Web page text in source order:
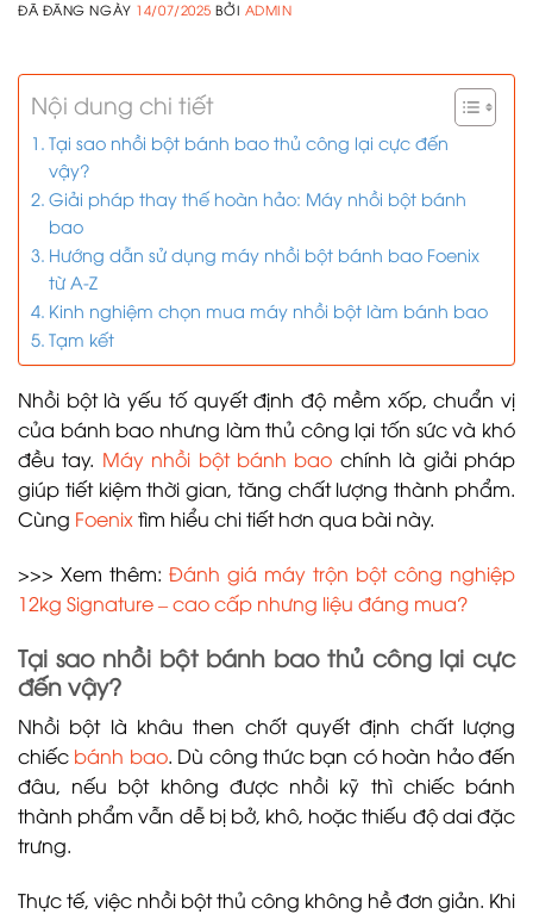
ĐÃ ĐĂNG NGÀY 14/07/2025 BỞI ADMIN
Nội dung chi tiết
Tại sao nhồi bột bánh bao thủ công lại cực đến
vậy?
Giải pháp thay thế hoàn hảo: Máy nhồi bột bánh
bao
Hướng dẫn sử dụng máy nhồi bột bánh bao Foenix
từ A-Z
Kinh nghiệm chọn mua máy nhồi bột làm bánh bao
Tạm kết
Nhồi bột là yếu tố quyết định độ mềm xốp, chuẩn vị
của bánh bao nhưng làm thủ công lại tốn sức và khó
đều tay. Máy nhồi bột bánh bao chính là giải pháp
giúp tiết kiệm thời gian, tăng chất lượng thành phẩm.
Cùng Foenixtìm hiểu chi tiết hơn qua bài này.
>>> Xem thêm: Đánh giá máy trộn bột công nghiệp
12kg Signature – cao cấp nhưng liệu đáng mua?
Tại sao nhồi bột bánh bao thủ công lại cực
đến vậy?
Nhồi bột là khâu then chốt quyết định chất lượng
chiếc bánh bao. Dù công thức bạn có hoàn hảo đến
đâu, nếu bột không được nhồi kỹ thì chiếc bánh
thành phẩm vẫn dễ bị bở, khô, hoặc thiếu độ dai đặc
trưng.
Thực tế, việc nhồi bột thủ công không hề đơn giản. Khi